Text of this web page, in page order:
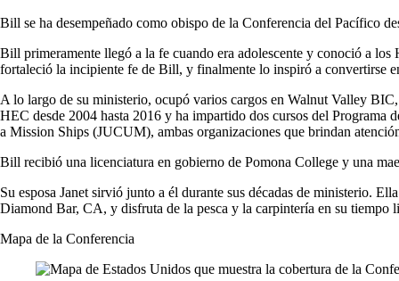
Bill se ha desempeñado como obispo de la Conferencia del Pacífico
Bill primeramente llegó a la fe cuando era adolescente y conoció a
fortaleció la incipiente fe de Bill, y finalmente lo inspiró a convertirse
A lo largo de su ministerio, ocupó varios cargos en Walnut Valley
HEC desde 2004 hasta 2016 y ha impartido dos cursos del
a Mission Ships (JUCUM), ambas organizaciones que brindan
Bill recibió una licenciatura en gobierno de Pomona College y una
Su esposa Janet sirvió junto a él durante sus décadas de ministerio.
Diamond Bar, CA, y disfruta de la pesca y la carpintería en su tiempo
Mapa de la Conferencia